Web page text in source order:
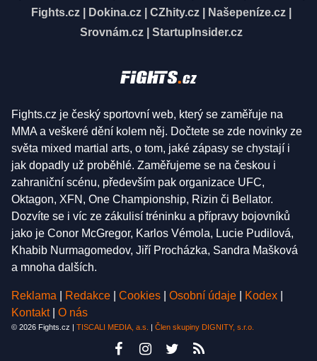
Fights.cz
Dokina.cz CZhity.cz Našepeníze.cz
Srovnám.cz
StartupInsider.cz
Fights.cz je český sportovní web, který se zaměřuje na
MMA a veškeré dění kolem něj. Dočtete se zde novinky ze
světa mixed martial arts, o tom, jaké zápasy se chystají i
jak dopadly už proběhlé. Zaměřujeme se na českou i
zahraniční scénu, především pak organizace UFC,
Oktagon, XFN, One Championship, Rizin či Bellator.
Dozvíte se i víc ze zákulisí tréninku a přípravy bojovníků
jako je Conor McGregor, Karlos Vémola, Lucie Pudilová,
Khabib Nurmagomedov, Jiří Procházka, Sandra Mašková
a mnoha dalších.
Reklama Redakce Cookies Osobní údaje Kodex
Kontakt
O nás
© 2026 Fights.cz | TISCALI MEDIA, a.s. Člen skupiny DIGNITY, s.r.o.